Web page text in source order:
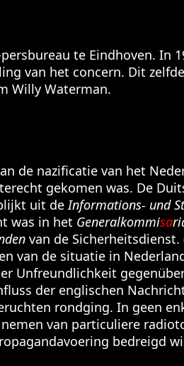
te Eindhoven. In
van het concern. Dit
Willy Waterman.
de nazificatie van het
gekomen was. De
uit deInformations- und
was in het Generalkommisa
van de Sicherheitsdienst.
van de situatie in
Unfreundlichkeit
der englischen
rondging. In geen
van particuliere
bedreigd